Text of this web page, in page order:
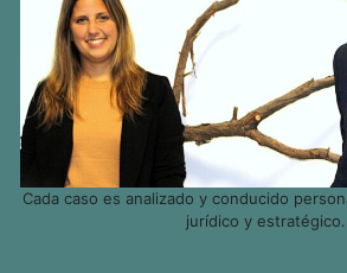
Cada caso es analizado y conducido
jurídico y estratégico.